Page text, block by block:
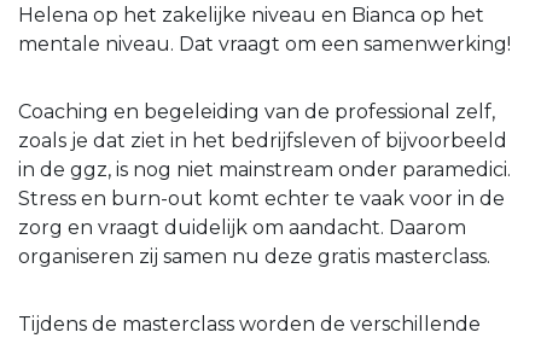
Helena op het zakelijke niveau en Bianca op het
mentale niveau. Dat vraagt om een samenwerking!
Coaching en begeleiding van de professional zelf,
zoals je dat ziet in het bedrijfsleven of bijvoorbeeld
in de ggz, is nog niet mainstream onder paramedici.
Stress en burn-out komt echter te vaak voor in de
zorg en vraagt duidelijk om aandacht. Daarom
organiseren zij samen nu deze gratis masterclass.
Tijdens de masterclass worden de verschillende